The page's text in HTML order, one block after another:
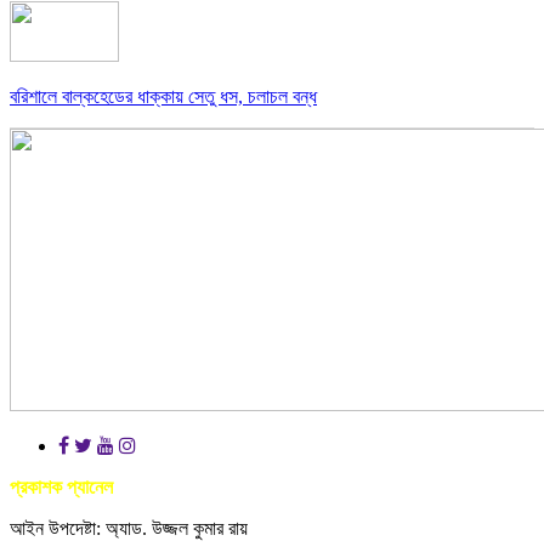
বরিশালে বাল্কহেডের ধাক্কায় সেতু ধস, চলাচল বন্ধ
প্রকাশক প্যানেল
আইন উপদেষ্টা: অ্যাড. উজ্জল কুমার রায়